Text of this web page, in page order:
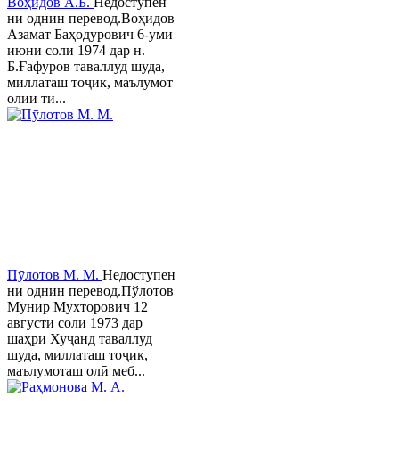
ни однин перевод.Воҳидов
Азамат Баҳодурович 6-уми
июни соли 1974 дар н.
Б.Ғафуров таваллуд шуда,
миллаташ тоҷик, маълумот
олии ти...
Пӯлотов М. М. Недоступен
ни однин перевод.Пўлотов
Мунир Мухторович 12
августи соли 1973 дар
шаҳри Хуҷанд таваллуд
шуда, миллаташ тоҷик,
маълумоташ олӣ меб...